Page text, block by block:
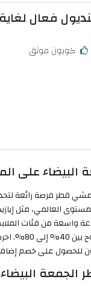
لغاية 75% على ملابس الأطفال
كوبون موثق
على
الجمعة البيضاء 2026 في
العالمي، مثل
واسعة من فئات
تطبيق
للحصول على خصم إضافي